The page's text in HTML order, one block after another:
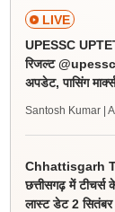
LIVE
UPESSC
रिजल्ट
अपडेट, पासिंग मार्क्स
Santosh Kumar |
Chhattisgarh
छत्तीसगढ़ में
लास्ट डेट 2 सितंबर